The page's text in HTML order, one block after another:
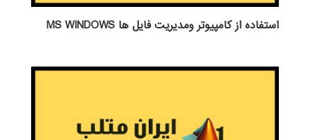
استفاده از كامپيوتر ومديريت فايل ها MS WINDOWS